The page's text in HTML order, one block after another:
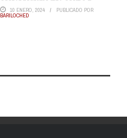
10 ENERO, 2024 PUBLICADO POR
BARILOCHED